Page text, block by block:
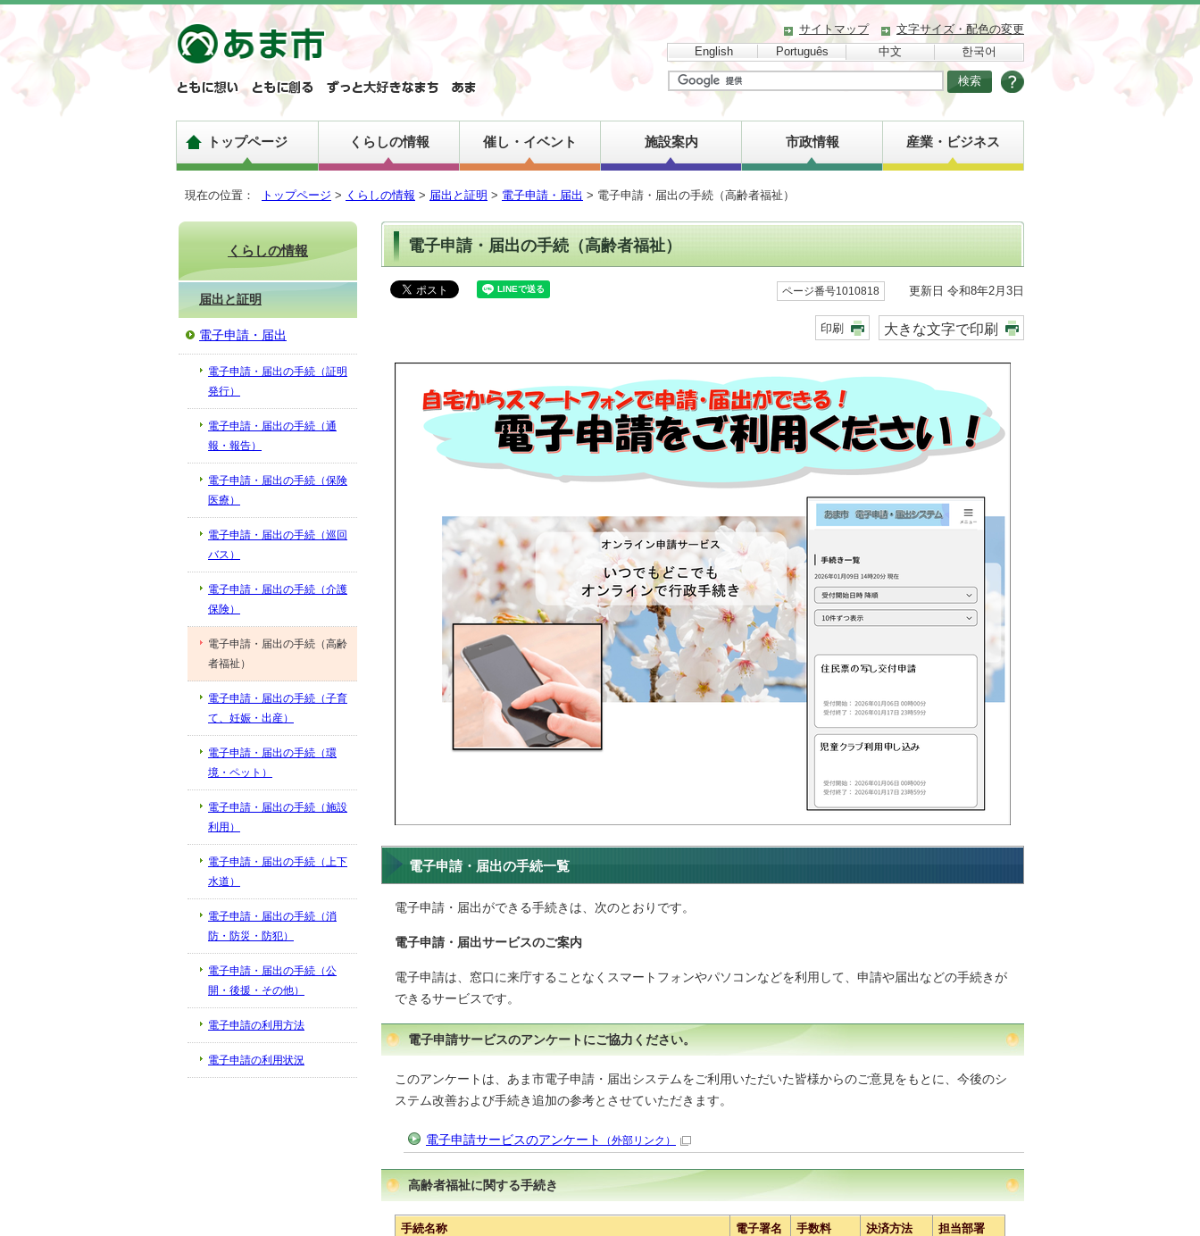
サイトマップ
文字サイズ・配色の変更
English
Português 中文 한국어
トップページ くらしの情報 催し・イベント 施設案内 市政情報 産業・ビジネス
現在の位置： トップページ > くらしの情報 > 届出と証明 > 電子申請・届出 > 電子申請・届出の手続（高齢者福祉）
電子申請・届出の手続（高齢者福祉）
ページ番号1010818 更新日 令和8年2月3日
印刷 大きな文字で印刷
電子申請・届出の手続一覧
電子申請・届出ができる手続きは、次のとおりです。
電子申請・届出サービスのご案内
電子申請は、窓口に来庁することなくスマートフォンやパソコンなどを利用して、申請や届出などの手続きが
できるサービスです。
電子申請サービスのアンケートにご協力ください。
このアンケートは、あま市電子申請・届出システムをご利用いただいた皆様からのご意見をもとに、今後のシ
ステム改善および手続き追加の参考とさせていただきます。
電子申請サービスのアンケート （外部リンク）
高齢者福祉に関する手続き
手続名称 電子署名 手数料 決済方法
担当部署
くらしの情報
届出と証明
電子申請・届出
電子申請・届出の手続（証明
発行）
電子申請・届出の手続（通
報・報告）
電子申請・届出の手続（保険
医療）
電子申請・届出の手続（巡回
バス）
電子申請・届出の手続（介護
保険）
電子申請・届出の手続（高齢
者福祉）
電子申請・届出の手続（子育
て、妊娠・出産）
電子申請・届出の手続（環
境・ペット）
電子申請・届出の手続（施設
利用）
電子申請・届出の手続（上下
水道）
電子申請・届出の手続（消
防・防災・防犯）
電子申請・届出の手続（公
開・後援・その他）
電子申請の利用方法
電子申請の利用状況